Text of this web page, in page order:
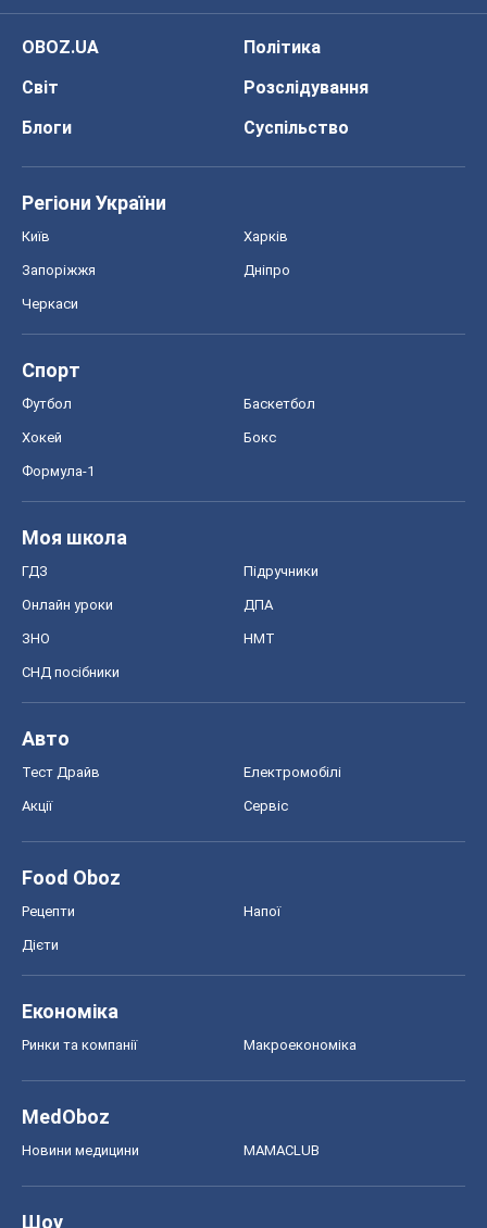
OBOZ.UA
Політика
Світ
Розслідування
Блоги
Суспільство
Регіони України
Київ Харків
Запоріжжя Дніпро
Черкаси
Спорт
Футбол Баскетбол
Хокей Бокс
Формула-1
Моя школа
ГДЗ Підручники
Онлайн уроки ДПА
ЗНО НМТ
СНД посібники
Авто
Тест Драйв Електромобілі
Акції Сервіс
Food Oboz
Рецепти Напої
Дієти
Економіка
Ринки та компанії Макроекономіка
MedOboz
Новини медицини MAMACLUB
Шоу